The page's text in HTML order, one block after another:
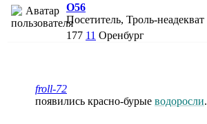
O56
Посетитель, Троль-неадекват
177 11 Оренбург
froll-72
появились красно-бурые водоросли.